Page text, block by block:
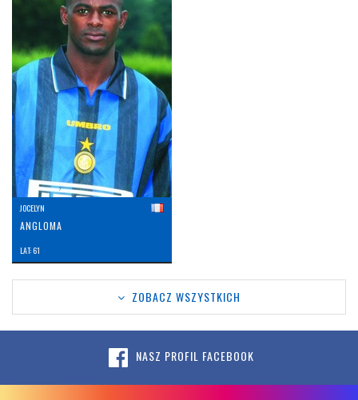
JOCELYN
ANGLOMA
LAT: 61
ZOBACZ WSZYSTKICH
NASZ PROFIL FACEBOOK